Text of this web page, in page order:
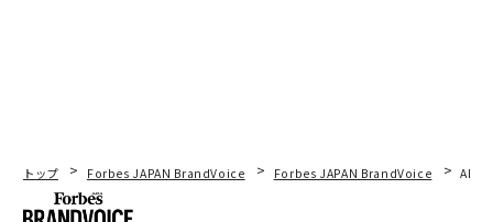
トップ Forbes JAPAN BrandVoice Forbes JAPAN BrandVoice AIが